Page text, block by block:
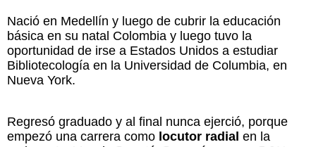
Nació en Medellín y luego de cubrir la educación
básica en su natal Colombia y luego tuvo la
oportunidad de irse a Estados Unidos a estudiar
Bibliotecología en la Universidad de Columbia, en
Nueva York.
Regresó graduado y al final nunca ejerció, porque
empezó una carrera como locutor radial en la